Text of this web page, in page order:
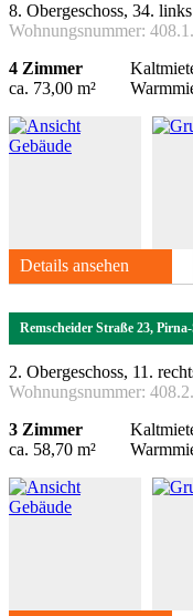
8. Obergeschoss, 34. links
Wohnungsnummer:
4 Zimmer
ca. 73,00 m²
Details ansehen
Remscheider Straße 23,
2. Obergeschoss, 11.
Wohnungsnummer:
3 Zimmer
ca. 58,70 m²